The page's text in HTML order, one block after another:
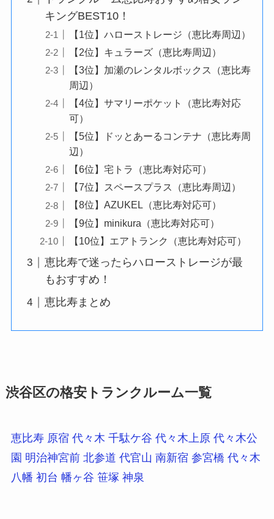
キングBEST10！
【1位】ハローストレージ（恵比寿周辺）
【2位】キュラーズ（恵比寿周辺）
【3位】加瀬のレンタルボックス（恵比寿
周辺）
【4位】サマリーポケット（恵比寿対応
可）
【5位】ドッとあーるコンテナ（恵比寿周
辺）
【6位】宅トラ（恵比寿対応可）
【7位】スペースプラス（恵比寿周辺）
【8位】AZUKEL（恵比寿対応可）
【9位】minikura（恵比寿対応可）
【10位】エアトランク（恵比寿対応可）
恵比寿で迷ったらハローストレージが最
もおすすめ！
恵比寿まとめ
渋谷区の格安トランクルーム一覧
恵比寿 原宿 代々木 千駄ケ谷 代々木上原 代々木公
園 明治神宮前 北参道 代官山 南新宿 参宮橋 代々木
八幡 初台 幡ヶ谷 笹塚 神泉